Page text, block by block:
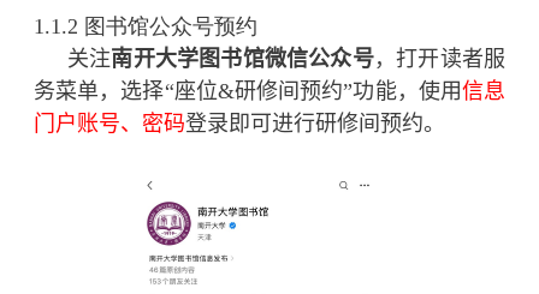
1.1.2 图书馆公众号预约
关注南开大学图书馆微信公众号，打开读者服
务菜单，选择“座位&研修间预约”功能，使用信息
门户账号、密码登录即可进行研修间预约。